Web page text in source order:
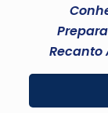
Recanto